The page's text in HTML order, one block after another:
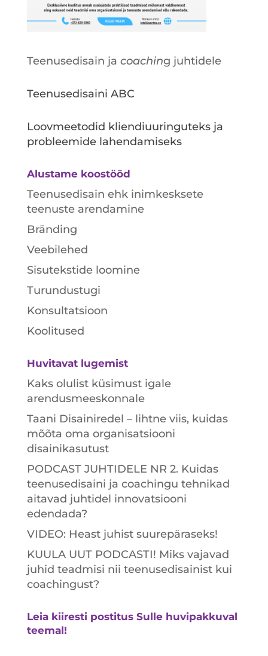
Teenusedisain ja coaching juhtidele
Teenusedisaini ABC
Loovmeetodid kliendiuuringuteks ja
probleemide lahendamiseks
Alustame koostööd
Teenusedisain ehk inimkesksete
teenuste arendamine
Bränding
Veebilehed
Sisutekstide loomine
Turundustugi
Konsultatsioon
Koolitused
Huvitavat lugemist
Kaks olulist küsimust igale
arendusmeeskonnale
Taani Disainiredel – lihtne viis, kuidas
mõõta oma organisatsiooni
disainikasutust
PODCAST JUHTIDELE NR 2. Kuidas
teenusedisaini ja coachingu tehnikad
aitavad juhtidel innovatsiooni
edendada?
VIDEO: Heast juhist suurepäraseks!
KUULA UUT PODCASTI! Miks vajavad
juhid teadmisi nii teenusedisainist kui
coachingust?
Leia kiiresti postitus Sulle huvipakkuval
teemal!